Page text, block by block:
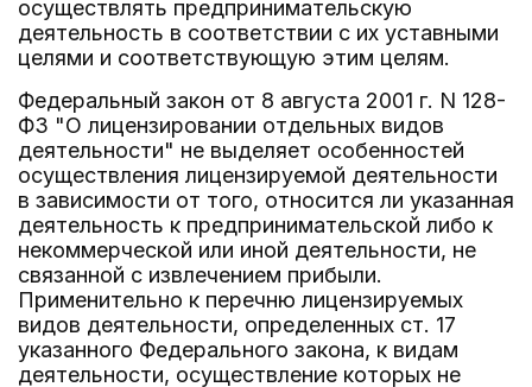
осуществлять предпринимательскую
деятельность в соответствии с их уставными
целями и соответствующую этим целям.
Федеральный закон от 8 августа 2001 г. N 128-
ФЗ "О лицензировании отдельных видов
деятельности" не выделяет особенностей
осуществления лицензируемой деятельности
в зависимости от того, относится ли указанная
деятельность к предпринимательской либо к
некоммерческой или иной деятельности, не
связанной с извлечением прибыли.
Применительно к перечню лицензируемых
видов деятельности, определенных ст. 17
указанного Федерального закона, к видам
деятельности, осуществление которых не